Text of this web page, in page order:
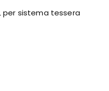
per sistema tessera